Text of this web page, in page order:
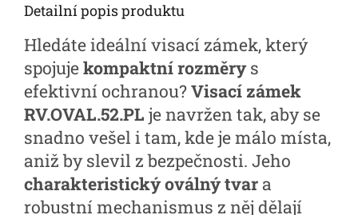
Detailní popis produktu
Hledáte ideální visací zámek, který
spojujekompaktní rozměrys
efektivní ochranou?Visací zámek
RV.OVAL.52.PL je navržen tak, aby se
snadno vešel i tam, kde je málo místa,
aniž by slevil z bezpečnosti. Jeho
charakteristický oválný tvar a
robustní mechanismus z něj dělají